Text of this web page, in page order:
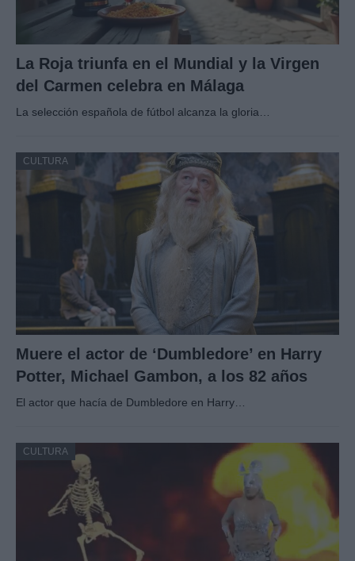
La Roja triunfa en el Mundial y la Virgen
del Carmen celebra en Málaga
La selección española de fútbol alcanza la gloria…
CULTURA
Muere el actor de ‘Dumbledore’ en Harry
Potter, Michael Gambon, a los 82 años
El actor que hacía de Dumbledore en Harry…
CULTURA